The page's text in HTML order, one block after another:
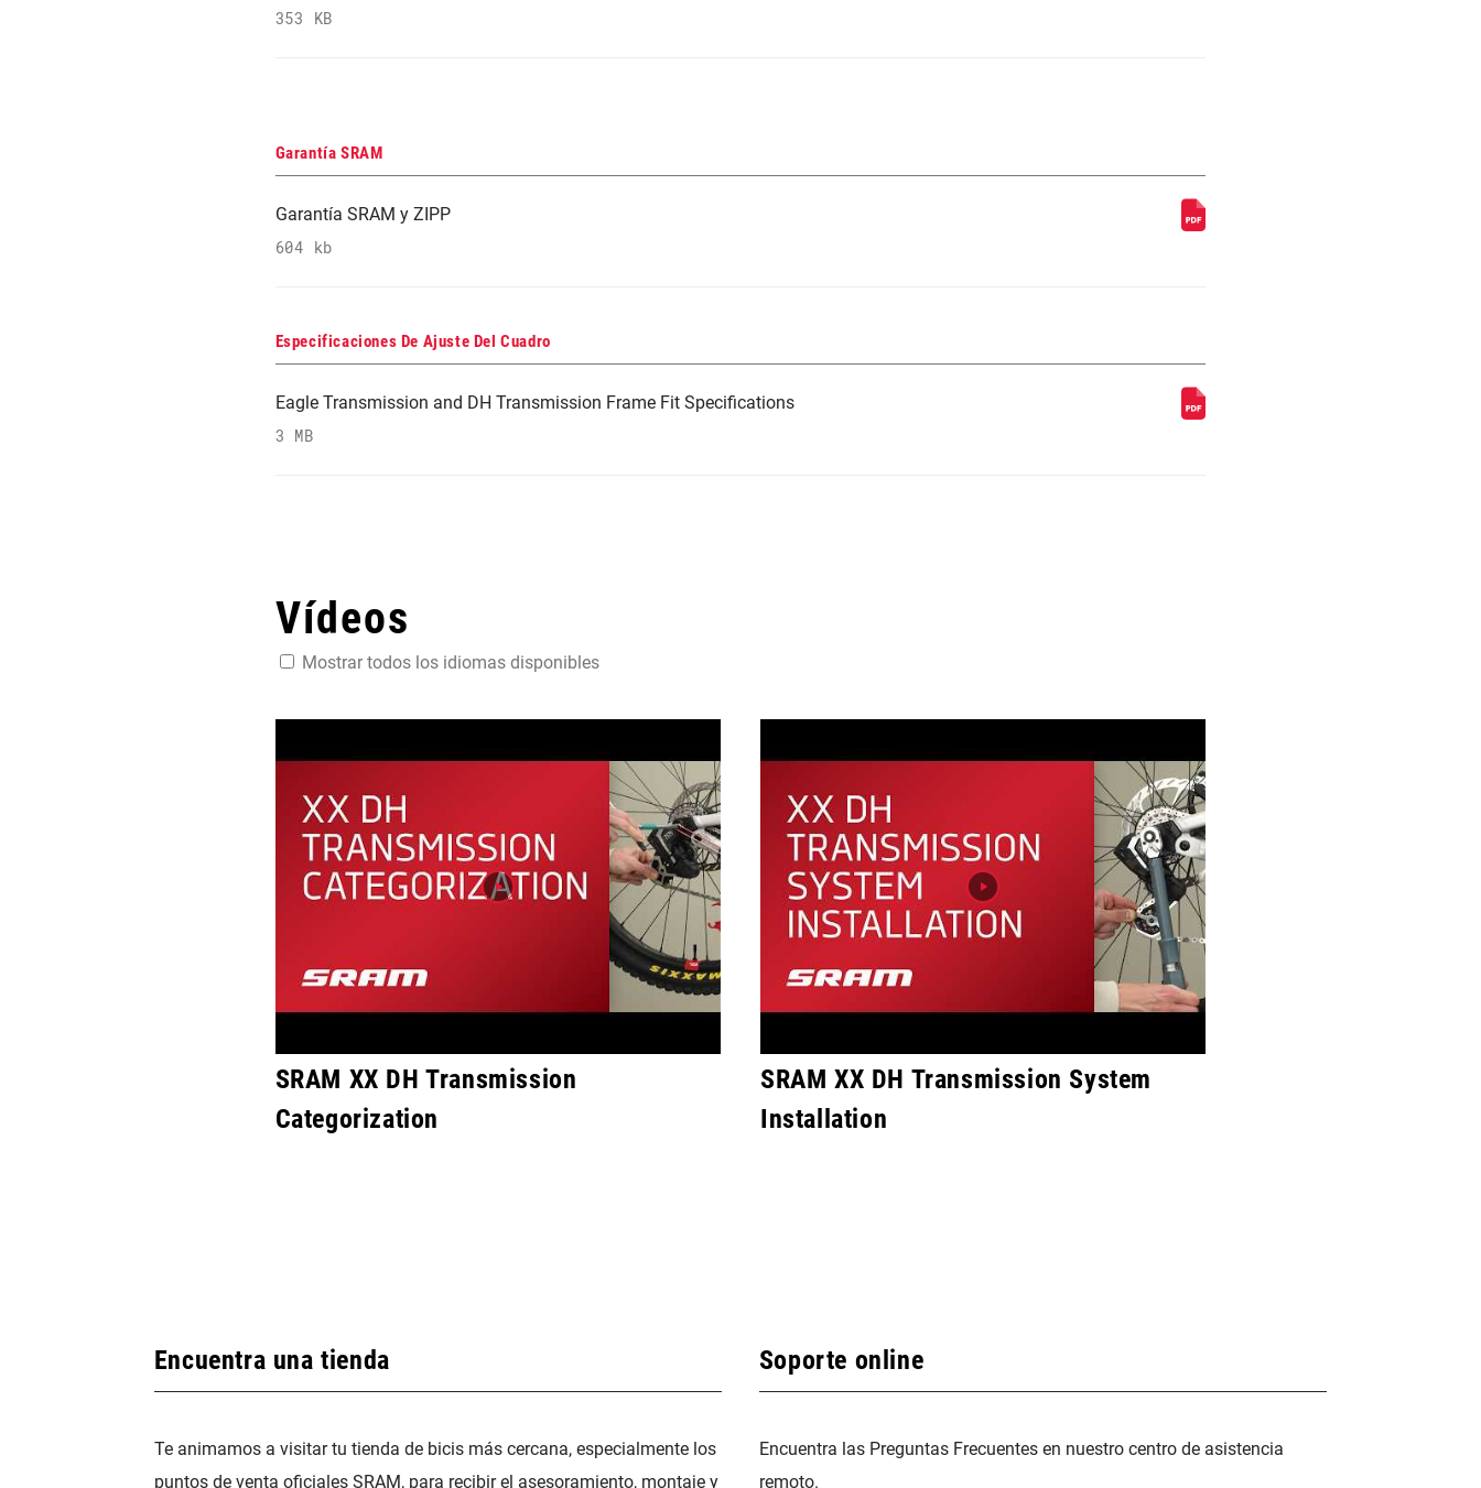
353 KB
Garantía SRAM
Garantía SRAM y ZIPP
604 kb
Especificaciones De Ajuste Del Cuadro
Eagle Transmission and DH Transmission Frame Fit Specifications
3 MB
Vídeos
Mostrar todos los idiomas disponibles
SRAM XX DH Transmission
Categorization
SRAM XX DH Transmission System
Installation
Encuentra una tienda
Te animamos a visitar tu tienda de bicis más cercana, especialmente los
puntos de venta oficiales SRAM, para recibir el asesoramiento, montaje y
Soporte online
Encuentra las Preguntas Frecuentes en nuestro centro de asistencia
remoto.